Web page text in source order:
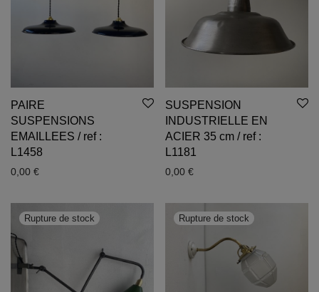
PAIRE
SUSPENSIONS
EMAILLEES / ref :
L1458
0,00 €
SUSPENSION
INDUSTRIELLE EN
ACIER 35 cm / ref :
L1181
0,00 €